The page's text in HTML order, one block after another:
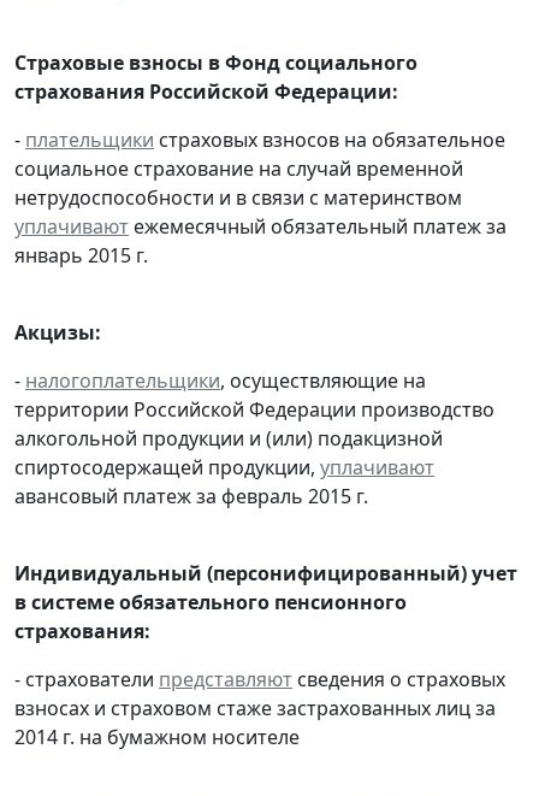
Страховые взносы в Фонд социального
страхования Российской Федерации:
- плательщики страховых взносов на обязательное
социальное страхование на случай временной
нетрудоспособности и в связи с материнством
уплачивают ежемесячный обязательный платеж за
январь 2015 г.
Акцизы:
- налогоплательщики, осуществляющие на
территории Российской Федерации производство
алкогольной продукции и (или) подакцизной
спиртосодержащей продукции, уплачивают
авансовый платеж за февраль 2015 г.
Индивидуальный (персонифицированный) учет
в системе обязательного пенсионного
страхования:
- страхователи представляют сведения о страховых
взносах и страховом стаже застрахованных лиц за
2014 г. на бумажном носителе